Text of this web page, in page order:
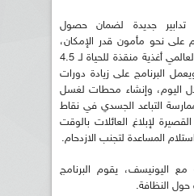
تدابير جديدة لضمان حصول
نحو مأمون قدر الإمكان،
حيث يقدم برنامج الأغذية العالمي أغذية منقذة للحياة لـ 4.5
البرنامج على زيادة دورات
اليوم، وإنشاء محطات لغسل
التباعد الجسدي في نقاط
لإبلاغ العائلات بالوقت
المساعدة لتجنب الازدحام.
مع اليونيسف، يقوم البرنامج
حول النظافة.